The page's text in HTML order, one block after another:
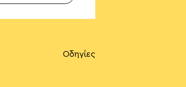
Οδηγίες